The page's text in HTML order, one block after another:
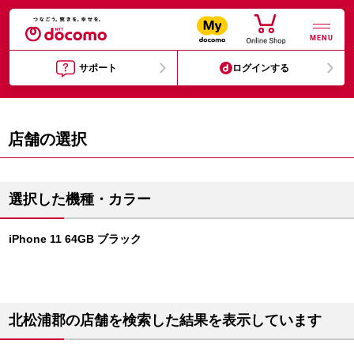
MENU
サポート ログインする
店舗の選択
選択した機種・カラー
iPhone 11 64GB ブラック
北松浦郡の店舗を検索した結果を表示しています